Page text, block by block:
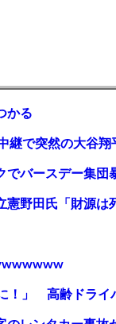
かる